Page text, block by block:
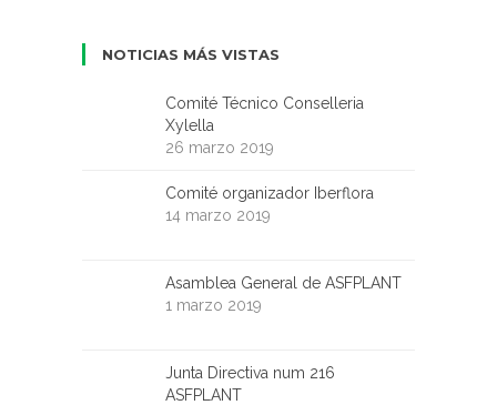
NOTICIAS MÁS VISTAS
Comité Técnico Conselleria
Xylella
26 marzo 2019
Comité organizador Iberflora
14 marzo 2019
Asamblea General de ASFPLANT
1 marzo 2019
Junta Directiva num 216
ASFPLANT